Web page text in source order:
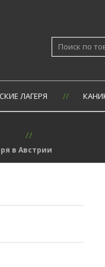
Искать:
ЛАГЕРЯ
в Австрии